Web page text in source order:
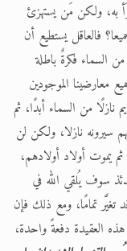
به، ولكن مَن يستهزئ
فالعاقل يستطيع أن
السماء فكرةٌ باطلة
معارضينا الموجودين
من السماء أبدًا، ثم
سيرونه نازلا، ولكن لن
يموت أولاد أولادهم،
سوف يُلقي الله في
تغيَّر تمامًا، ومع ذلك فإن
العقيدة دفعةً واحدة،